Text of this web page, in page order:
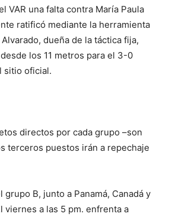
VAR una falta contra María Paula
ratificó mediante la herramienta
dueña de la táctica fija,
los 11 metros para el 3-0
sitio oficial.
directos por cada grupo –son
terceros puestos irán a repechaje
grupo B, junto a Panamá, Canadá y
viernes a las 5 pm. enfrenta a